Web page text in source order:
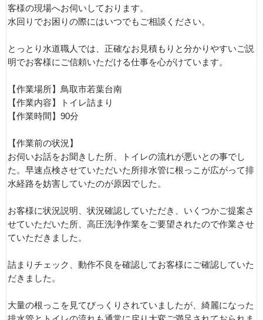
客様の現場へお伺いしております。
水回りでお困りの際にはいつでもご相談ください。
とっとり水道職人では、正確なお見積もりと分かりやすいご説
明でお客様にご信頼いただける仕事を心がけています。
【作業場所】鳥取市若葉台南
【作業内容】トイレ詰まり
【作業時間】90分
【作業前の状況】
お伺いお話をお聞きした所、トイレの流れが悪いとの事でし
た。早速点検させていただいた所排水管に根っこが広がって排
水経路を妨害していたのが原因でした。
お客様に状況説明、状況確認していただき、いくつかご提案さ
せていただいた所、高圧洗浄作業をご要望されたので作業させ
ていただきました。
詰まりチェック、動作不良を確認してお客様にご確認していた
だきました。
大量の根っこを見てびっくりされていましたが、綺麗になった